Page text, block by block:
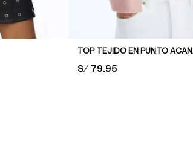
TOP TEJIDO EN PUNTO
PRICE:
S/ 79.95